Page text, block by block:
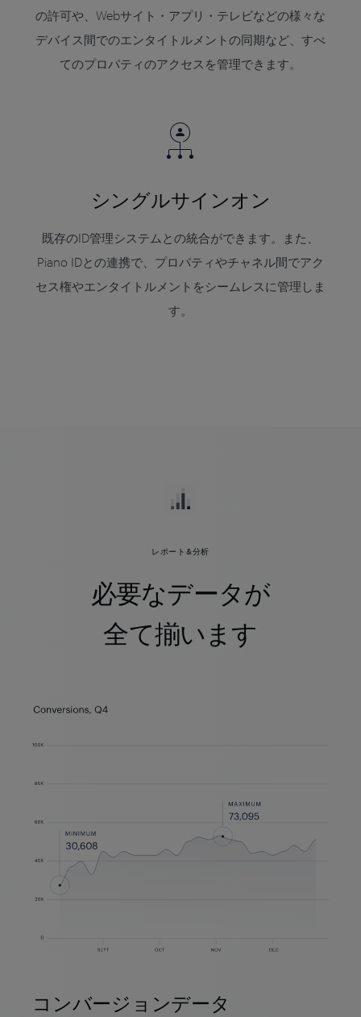
の許可や、Webサイト・アプリ・テレビなどの様々な
デバイス間でのエンタイトルメントの同期など、すべ
てのプロパティのアクセスを管理できます。
シングルサインオン
既存のID管理システムとの統合ができます。また、
Piano IDとの連携で、プロパティやチャネル間でアク
セス権やエンタイトルメントをシームレスに管理しま
す。
レポート&分析
必要なデータが
全て揃います
コンバージョンデータ